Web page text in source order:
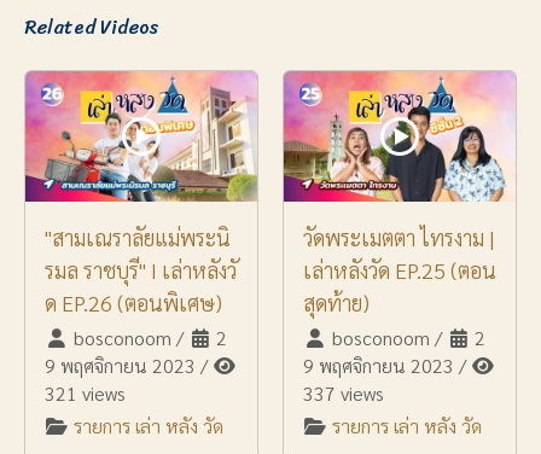
Related Videos
"สามเณราลัยแม่พระนิ
รมล ราชบุรี" I เล่าหลังวั
ด EP.26 (ตอนพิเศษ)
bosconoom /
2
9 พฤศจิกายน 2023 /
321 views
รายการ เล่า หลัง วัด
วัดพระเมตตา ไทรงาม |
เล่าหลังวัด EP.25 (ตอน
สุดท้าย)
bosconoom /
2
9 พฤศจิกายน 2023 /
337 views
รายการ เล่า หลัง วัด